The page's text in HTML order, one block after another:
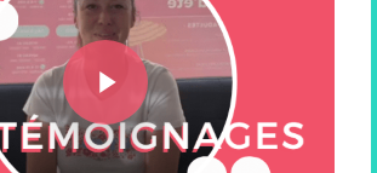
Play Video